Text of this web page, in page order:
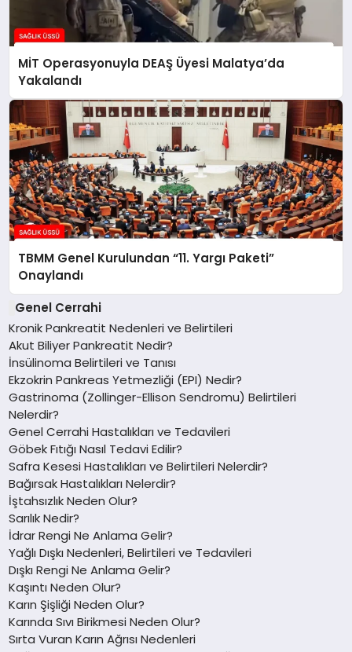
MİT Operasyonuyla DEAŞ Üyesi Malatya’da
Yakalandı
TBMM Genel Kurulundan “11. Yargı Paketi”
Onaylandı
Genel Cerrahi
Kronik Pankreatit Nedenleri ve Belirtileri
Akut Biliyer Pankreatit Nedir?
İnsülinoma Belirtileri ve Tanısı
Ekzokrin Pankreas Yetmezliği (EPI) Nedir?
Gastrinoma (Zollinger-Ellison Sendromu) Belirtileri
Nelerdir?
Genel Cerrahi Hastalıkları ve Tedavileri
Göbek Fıtığı Nasıl Tedavi Edilir?
Safra Kesesi Hastalıkları ve Belirtileri Nelerdir?
Bağırsak Hastalıkları Nelerdir?
İştahsızlık Neden Olur?
Sarılık Nedir?
İdrar Rengi Ne Anlama Gelir?
Yağlı Dışkı Nedenleri, Belirtileri ve Tedavileri
Dışkı Rengi Ne Anlama Gelir?
Kaşıntı Neden Olur?
Karın Şişliği Neden Olur?
Karında Sıvı Birikmesi Neden Olur?
Sırta Vuran Karın Ağrısı Nedenleri